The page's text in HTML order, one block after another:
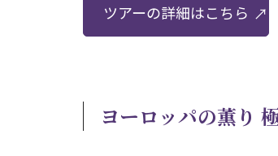
ツアーの詳細はこちら
ヨーロッパの薫り